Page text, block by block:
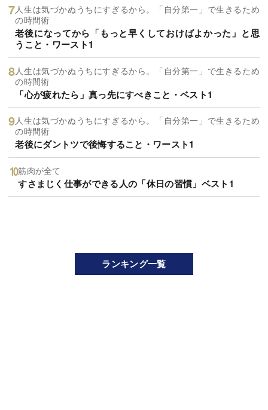
人生は気づかぬうちにすぎるから。「自分第一」で生きるため
の時間術
老後になってから「もっと早くしておけばよかった」と思
うこと・ワースト1
人生は気づかぬうちにすぎるから。「自分第一」で生きるため
の時間術
「心が疲れたら」真っ先にすべきこと・ベスト1
人生は気づかぬうちにすぎるから。「自分第一」で生きるため
の時間術
老後にダントツで後悔すること・ワースト1
筋肉が全て
すさまじく仕事ができる人の「休日の習慣」ベスト1
ランキング一覧